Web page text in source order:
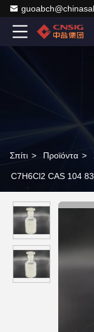
Σπίτι > Προϊόντα >
C7H6Cl2 CAS 104